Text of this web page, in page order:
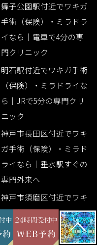
舞子公園駅付近でワキガ
手術（保険）・ミラドラ
イなら｜電車で4分の専
門クリニック
明石駅付近でワキガ手術
（保険）・ミラドライな
ら｜JRで5分の専門クリ
ニック
神戸市長田区付近でワキ
ガ手術（保険）・ミラド
ライなら｜垂水駅すぐの
専門外来へ
神戸市須磨区付近でワキ
ガ手術（保険）・ミラド
ライなら｜隣駅の専門外